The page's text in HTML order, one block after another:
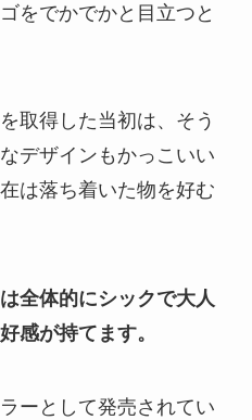
をでかでかと目立つと
取得した当初は、そう
デザインもかっこいい
は落ち着いた物を好む
全体的にシックで大人
感が持てます。
ーとして発売されてい